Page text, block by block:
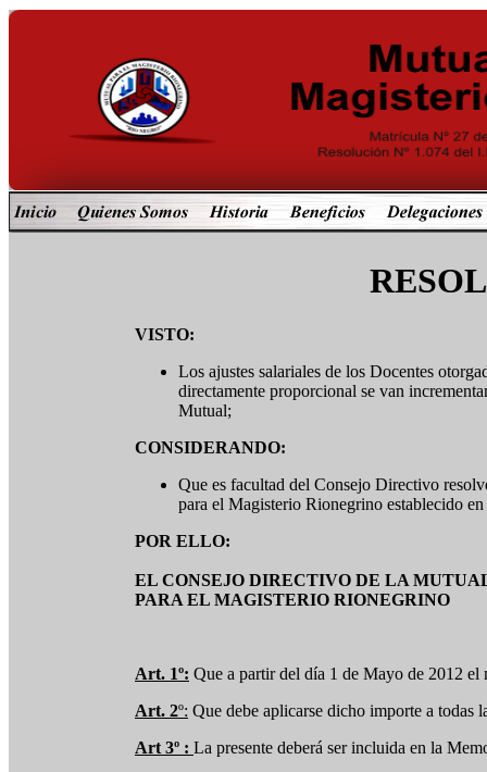
VISTO:
Los ajustes salariales de los Docentes
directamente proporcional se van
Mutual;
CONSIDERANDO:
Que es facultad del Consejo Directivo
para el Magisterio Rionegrino establecido
POR ELLO:
EL CONSEJO DIRECTIVO DE LA
PARA EL MAGISTERIO RIONEGRINO
Art. 1º: Que a partir del día 1 de Mayo de 2012
Art. 2º: Que debe aplicarse dicho importe a todas
Art 3º : La presente deberá ser incluida en la